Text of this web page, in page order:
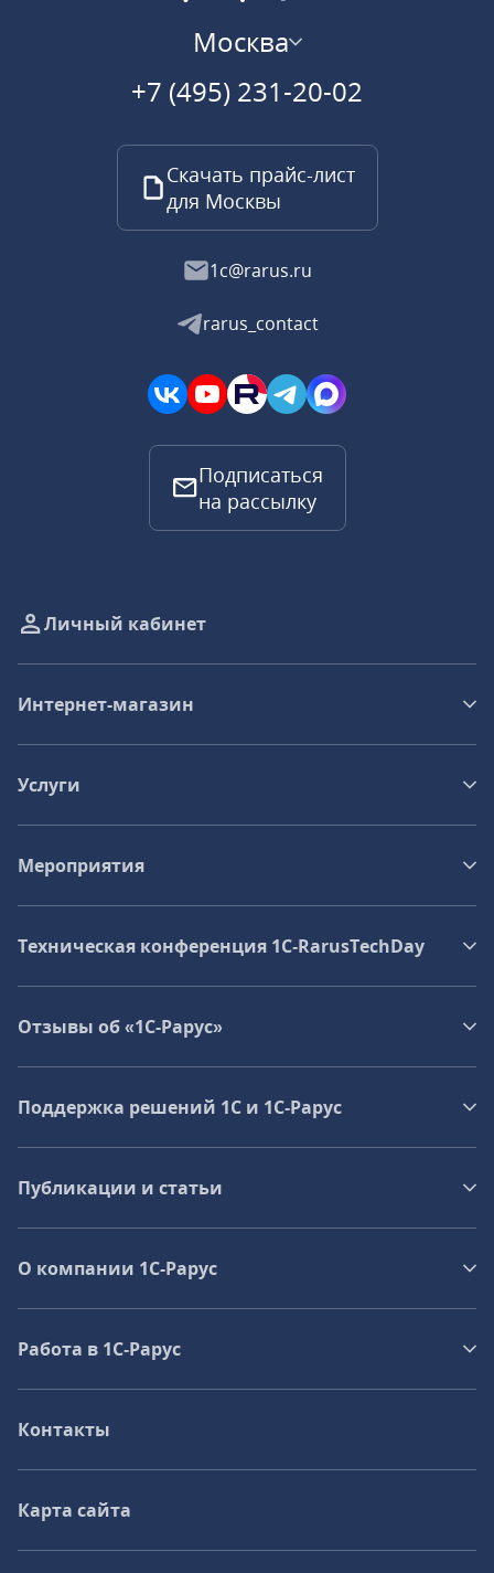
Москва
+7 (495) 231-20-02
Скачать прайс-лист
для Москвы
1c@rarus.ru
rarus_contact
Подписаться
на рассылку
Личный кабинет
Интернет-магазин
Услуги
Мероприятия
Техническая конференция 1C‑RarusTechDay
Отзывы об «1С-Рарус»
Поддержка решений 1С и 1С‑Рарус
Публикации и статьи
О компании 1C-Рарус
Работа в 1С‑Рарус
Контакты
Карта сайта